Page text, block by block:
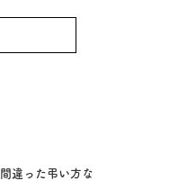
間違った弔い方な